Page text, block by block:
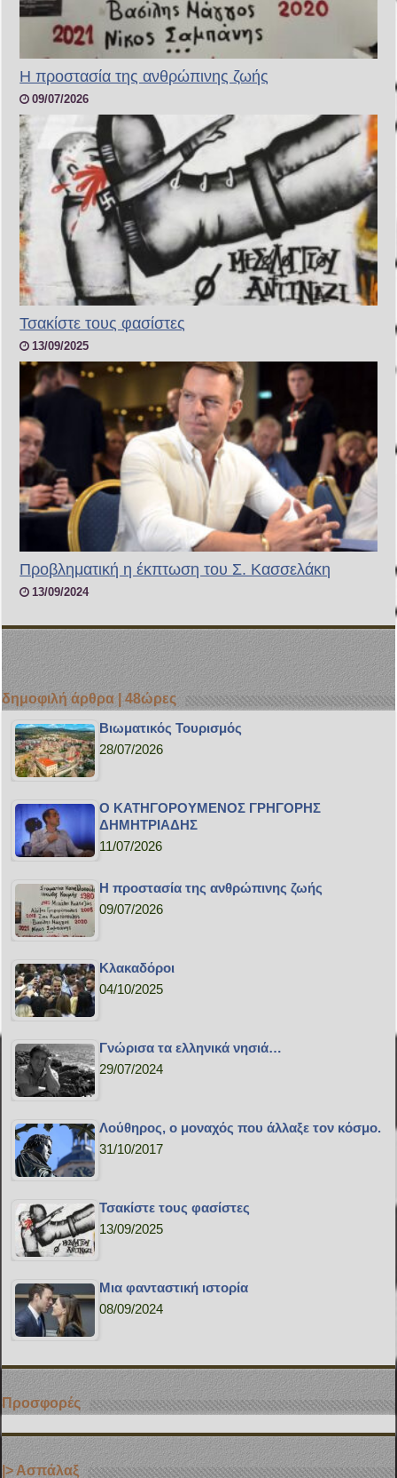
H προστασία της ανθρώπινης ζωής
09/07/2026
Τσακίστε τους φασίστες
13/09/2025
Προβληματική η έκπτωση του Σ. Κασσελάκη
13/09/2024
δημοφιλή άρθρα | 48ώρες
Bιωματικός Τουρισμός
28/07/2026
Ο ΚΑΤΗΓΟΡΟΥΜΕΝΟΣ ΓΡΗΓΟΡΗΣ
ΔΗΜΗΤΡΙΑΔΗΣ
11/07/2026
H προστασία της ανθρώπινης ζωής
09/07/2026
Κλακαδόροι
04/10/2025
Γνώρισα τα ελληνικά νησιά…
29/07/2024
Λούθηρος, ο μοναχός που άλλαξε τον κόσμο.
31/10/2017
Τσακίστε τους φασίστες
13/09/2025
Μια φανταστική ιστορία
08/09/2024
Προσφορές
|> Ασπάλαξ